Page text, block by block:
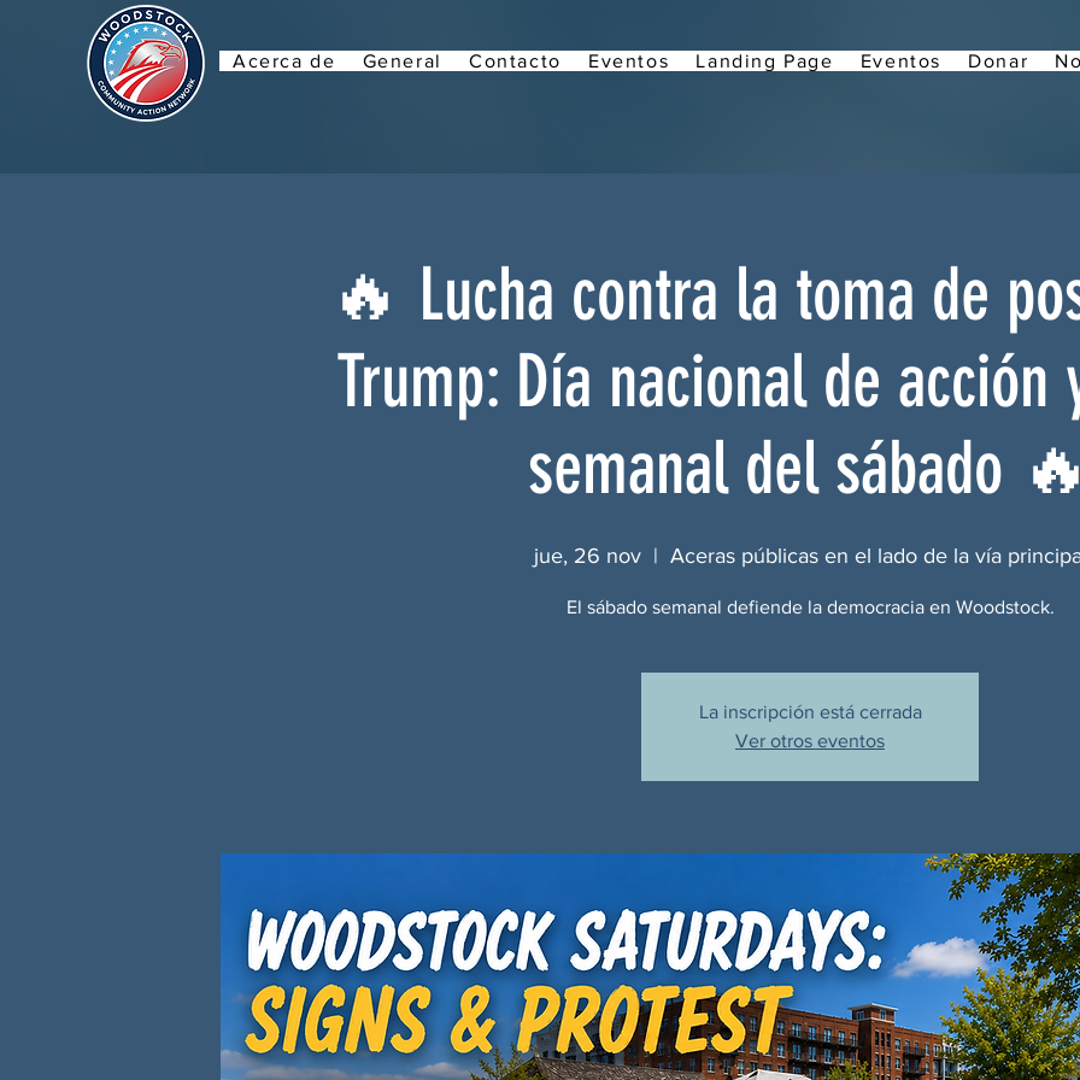
Acerca de General Contacto Eventos Landing Page Eventos Donar
🔥 Lucha contra la toma de
Trump: Día nacional de acción
semanal del sábado
jue, 26 nov
  |
Aceras públicas en el lado de la vía
El sábado semanal defiende la democracia en Woodstock.
La inscripción está cerrada
Ver otros eventos